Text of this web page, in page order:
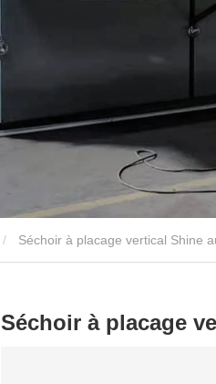
Séchoir à placage vertical Shine
Séchoir à placage